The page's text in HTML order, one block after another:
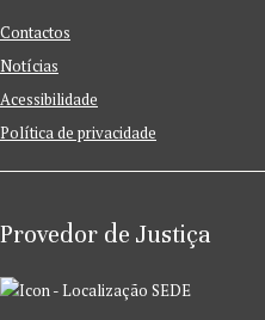
Contactos
Notícias
Acessibilidade
Política de privacidade
Provedor de Justiça
SEDE